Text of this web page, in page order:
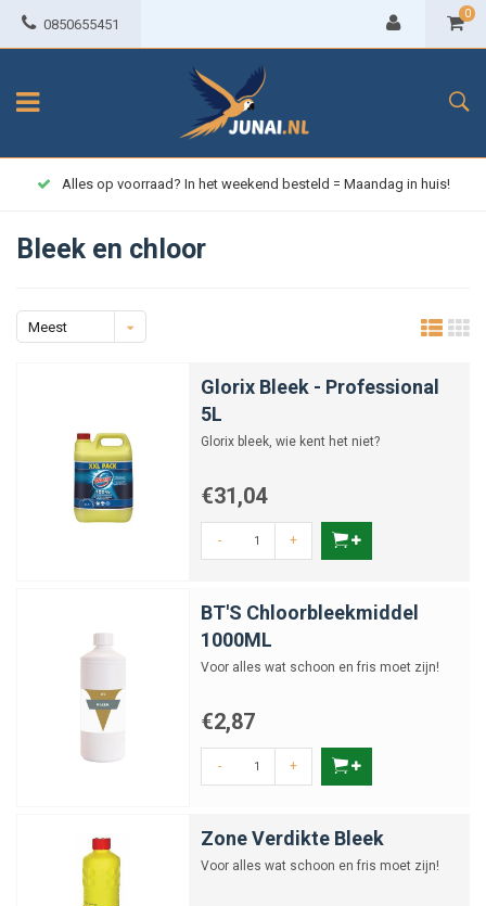
0850655451
0
Alles op voorraad? In het weekend besteld = Maandag in huis!
Bleek en chloor
Meest
Glorix Bleek - Professional
5L
Glorix bleek, wie kent het niet?
€31,04
- +
BT'S Chloorbleekmiddel
1000ML
Voor alles wat schoon en fris moet zijn!
€2,87
- +
Zone Verdikte Bleek
Voor alles wat schoon en fris moet zijn!